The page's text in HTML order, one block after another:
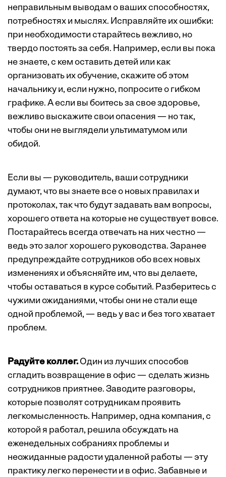
неправильным выводам о ваших способностях,
потребностях и мыслях. Исправляйте их ошибки:
при необходимости старайтесь вежливо, но
твердо постоять за себя. Например, если вы пока
не знаете, с кем оставить детей или как
организовать их обучение, скажите об этом
начальнику и, если нужно, попросите о гибком
графике. А если вы боитесь за свое здоровье,
вежливо выскажите свои опасения — но так,
чтобы они не выглядели ультиматумом или
обидой.
Если вы — руководитель, ваши сотрудники
думают, что вы знаете все о новых правилах и
протоколах, так что будут задавать вам вопросы,
хорошего ответа на которые не существует вовсе.
Постарайтесь всегда отвечать на них честно —
ведь это залог хорошего руководства. Заранее
предупреждайте сотрудников обо всех новых
изменениях и объясняйте им, что вы делаете,
чтобы оставаться в курсе событий. Разберитесь с
чужими ожиданиями, чтобы они не стали еще
одной проблемой, — ведь у вас и без того хватает
проблем.
Радуйте коллег.Один из лучших способов
сгладить возвращение в офис — сделать жизнь
сотрудников приятнее. Заводите разговоры,
которые позволят сотрудникам проявить
легкомысленность. Например, одна компания, с
которой я работал, решила обсуждать на
еженедельных собраниях проблемы и
неожиданные радости удаленной работы — эту
практику легко перенести и в офис. Забавные и